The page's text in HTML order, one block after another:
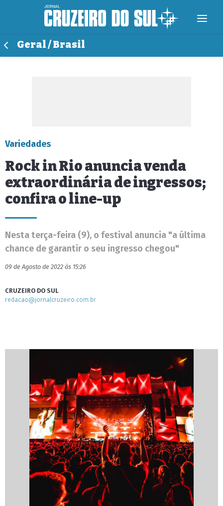
Geral / Brasil
Variedades
Rock in Rio anuncia venda
extraordinária de ingressos;
confira o line-up
Nesta terça-feira (9), o festival anuncia "a última
chance de garantir o seu ingresso chegou"
09 de Agosto de 2022 às 15:26
CRUZEIRO DO SUL
redacao@jornalcruzeiro.com.br